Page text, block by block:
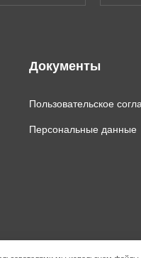
Документы
Пользовательское
Персональные данные